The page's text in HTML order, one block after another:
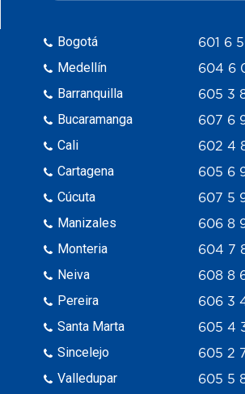
Bogotá
Medellín
Barranquilla
Bucaramanga
Cali
Cartagena
Cúcuta
Manizales
Monteria
Neiva
Pereira
Santa Marta
Sincelejo
Valledupar
601 6
604 6
605 3
607 6
602 4
605 6
607 5
606 8
604 7
608 8
606 3
605 4
605 2
605 5